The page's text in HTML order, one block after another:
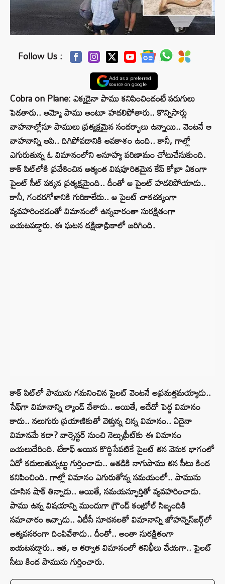
Follow Us :
Add as a preferred
source on google
Cobra on Plane: ఎక్కడైనా పాము కనిపించిందంటే పరుగులు
పెడతారు.. అమ్మో పాము అంటూ హడలిపోతారు.. కొన్నిసార్లు
వాహనాల్లోనూ పాములు ప్రత్యక్షమైన సందర్భాలు ఉన్నాయి.. వెంటనే ఆ
వాహనాన్ని ఆపి.. దిగిపోవడానికి అవకాశం ఉంది.. కానీ, గాల్లో
ఎగురుతున్న ఓ విమానంలోని అనూహ్య పరిణామం చోటుచేసుకుంది.
కాక్‌ పిట్‌లోకి ప్రవేశించిన అత్యంత విషపూరితమైన కేప్‌ కోబ్రా ఏకంగా
పైలట్‌ సీట్‌ పక్కన ప్రత్యక్షమైంది.. దీంతో ఆ పైలట్‌ హడలిపోయాడు..
కానీ, గందరగోళానికి గురికాలేదు.. ఆ పైలట్ చాకచక్యంగా
వ్యవహరించడంతో విమానంలో ఉన్నవారంతా సురక్షితంగా
బయటపడ్డారు. ఈ ఘటన దక్షిణాఫ్రికాలో జరిగింది.
కాక్‌ పిట్‌లో పామును గమనించిన పైలట్‌ వెంటనే అప్రమత్తమయ్యాడు..
సేఫ్‌గా విమానాన్ని ల్యాండ్‌ చేశాడు.. అయితే, అదేదో పెద్ద విమానం
కాదు.. నలుగురు ప్రయాణికుతో వెళ్తున్న చిన్న విమానం.. ఏదైనా
విమానమే కదా? వార్సెస్టర్ నుంచి నెల్సుప్రీట్‌కు ఈ విమానం
బయలుదేరింది. టేకాఫ్ అయిన కొద్దిసేపటికే పైలట్‌ తన వెనుక భాగంలో
ఏదో కదులుతున్నట్టు గుర్తించాడు.. అతడికి నాగుపాము తన సీటు కింద
కనిపించింది. గాల్లో విమానం ఎగురుతోన్న సమయంలో.. పామును
చూసిన షాక్‌ తిన్నాడు.. అయితే, సమయస్ఫూర్తితో వ్యవహరించాడు.
పాము ఉన్న విషయాన్ని ముందుగా గ్రౌండ్‌ కంట్రోల్‌ సిబ్బందికి
సమాచారం ఇచ్చాడు.. ఏటీసీ సూచనలతో విమానాన్ని జోహన్నెస్‌బర్గ్‌లో
అత్యవసరంగా దింపివేశాడు.. దీంతో.. అంతా సురక్షితంగా
బయటపడ్డారు.. ఇక, ఆ తర్వాత విమానంలో తనిఖీలు చేయగా.. పైలట్
సీటు కింద పామును గుర్తించారు.